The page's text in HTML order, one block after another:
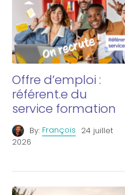
Offre d’emploi :
référent.e du
service formation
By: François
24 juillet
2026